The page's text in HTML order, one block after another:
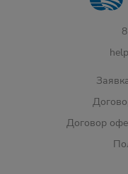
Договор